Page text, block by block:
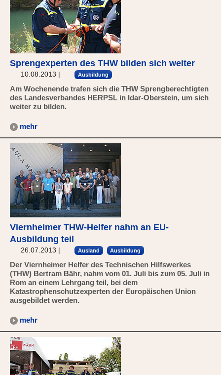
Sprengexperten des THW bilden sich weiter
10.08.2013 | Ausbildung
Am Wochenende trafen sich die THW Sprengberechtigten
des Landesverbandes HERPSL in Idar-Oberstein, um sich
weiter zu bilden.
mehr
Viernheimer THW-Helfer nahm an EU-
Ausbildung teil
26.07.2013 | Ausland Ausbildung
Der Viernheimer Helfer des Technischen Hilfswerkes
(THW) Bertram Bähr, nahm vom 01. Juli bis zum 05. Juli in
Rom an einem Lehrgang teil, bei dem
Katastrophenschutzexperten der Europäischen Union
ausgebildet werden.
mehr